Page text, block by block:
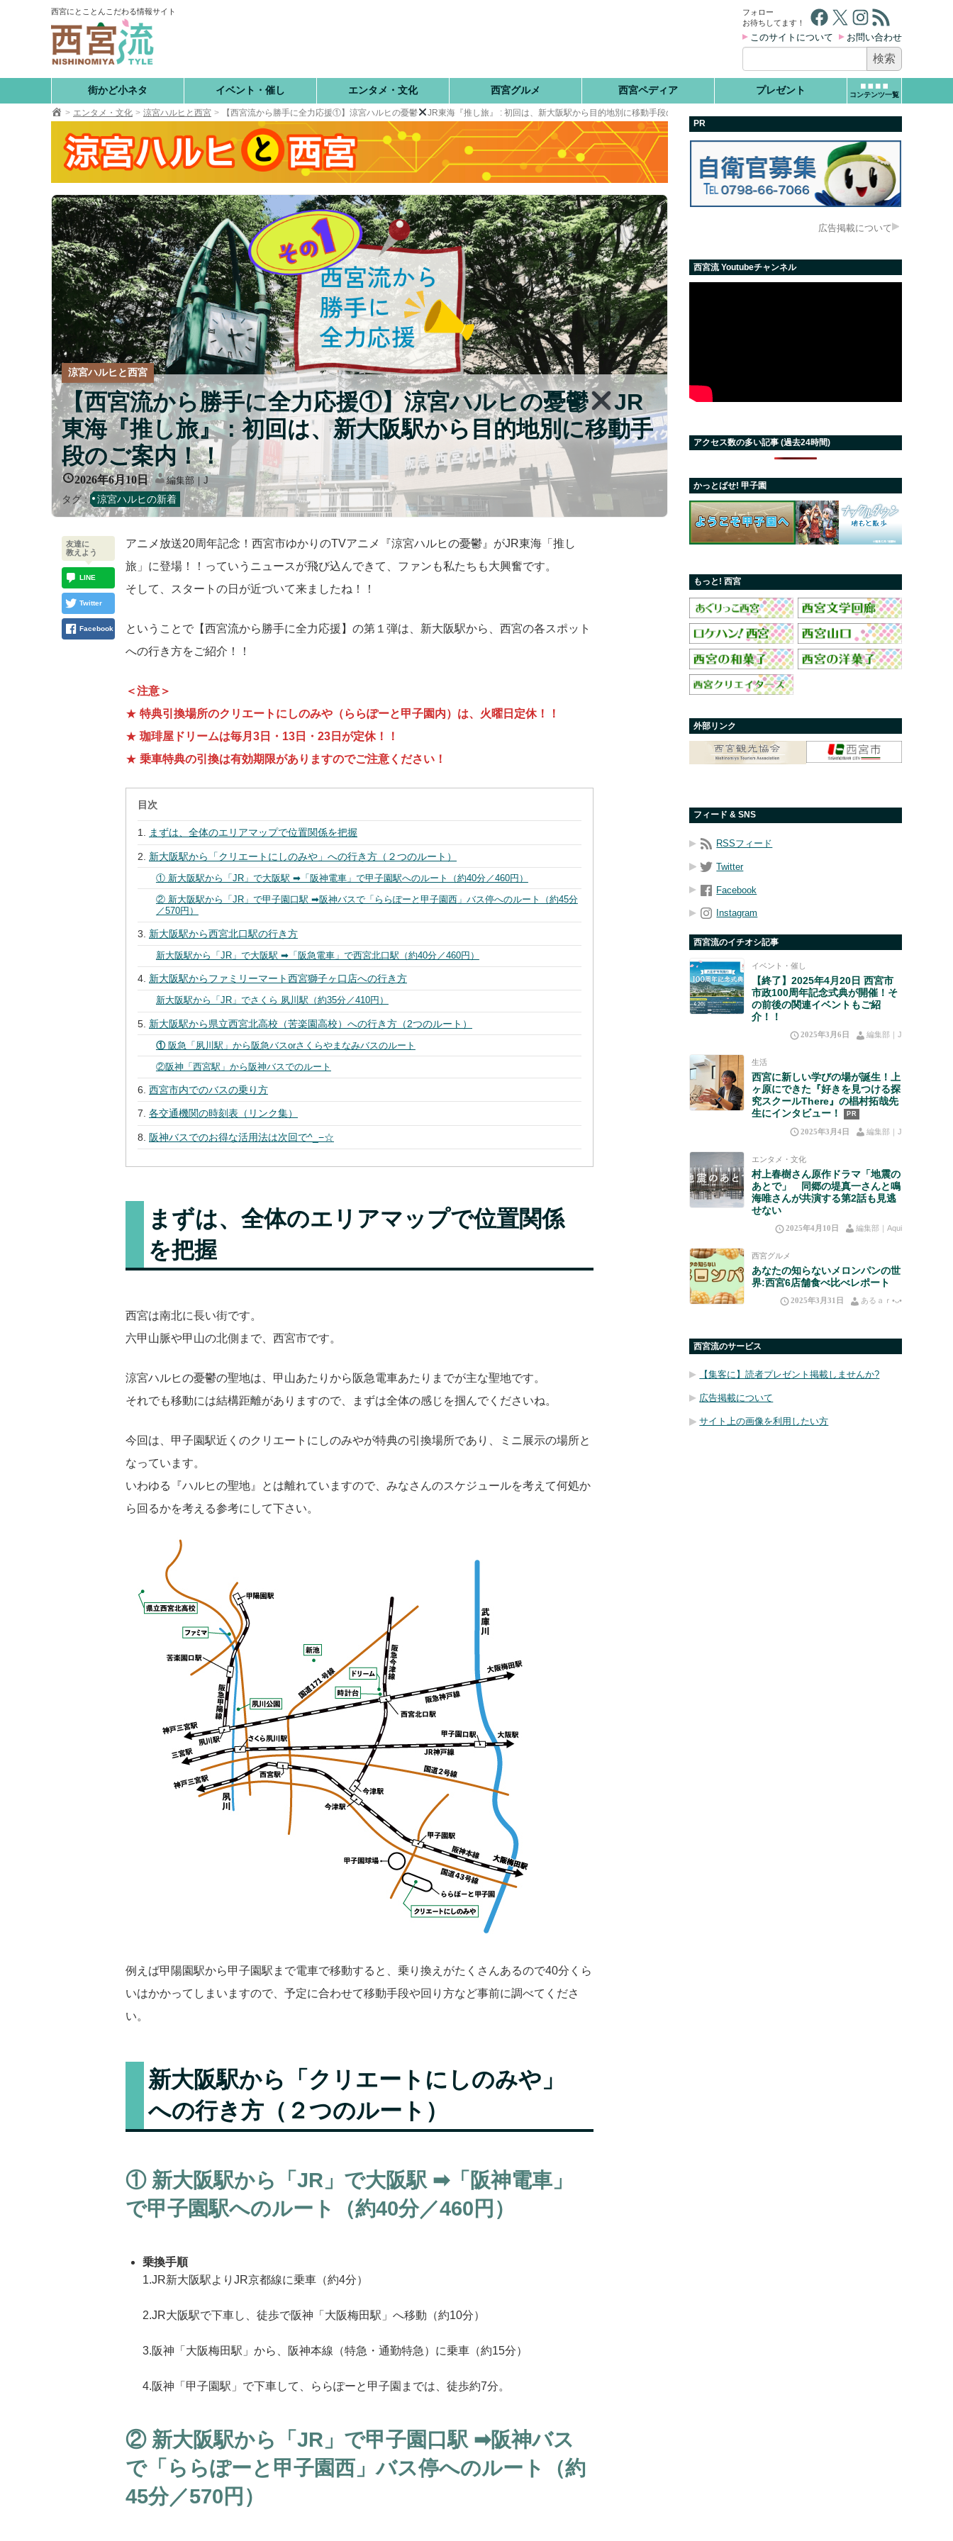
西宮にとことんこだわる情報サイト
街かど小ネタ イベント・催し エンタメ・文化 西宮グルメ 西宮ペディア プレゼント コンテンツ一覧
フォロー
お待ちしてます！
Facebook X Instagram RSS フィード
このサイトについて お問い合わせ
索:
エンタメ・文化 涼宮ハルヒと西宮 【西宮流から勝手に全力応援①】涼宮ハルヒの憂鬱 JR東海『推し旅』 : 初回は、新大阪駅から目的地別に移動手段のご案内！！
涼宮ハルヒと西宮
【西宮流から勝手に全力応援①】涼宮ハルヒの憂鬱
JR
東海『推し旅』 : 初回は、新大阪駅から目的地別に移動手
段のご案内！！
2026年6月10日 編集部｜J
タグ : 涼宮ハルヒの新着
アニメ放送20周年記念！西宮市ゆかりのTVアニメ『涼宮ハルヒの憂鬱』がJR東海「推し
旅」に登場！！っていうニュースが飛び込んできて、ファンも私たちも大興奮です。
そして、スタートの日が近づいて来ましたね！！
ということで【西宮流から勝手に全力応援】の第１弾は、新大阪駅から、西宮の各スポット
への行き方をご紹介！！
＜注意＞
★特典引換場所のクリエートにしのみや（ららぽーと甲子園内）は、火曜日定休！！
★珈琲屋ドリームは毎月3日・13日・23日が定休！！
★乗車特典の引換は有効期限がありますのでご注意ください！
目次
まずは、全体のエリアマップで位置関係を把握
新大阪駅から「クリエートにしのみや」への行き方（２つのルート）
① 新大阪駅から「JR」で大阪駅 ➡︎「阪神電車」で甲子園駅へのルート（約40分／460円）
② 新大阪駅から「JR」で甲子園口駅 ➡︎阪神バスで「ららぽーと甲子園西」バス停へのルート（約45分
／570円）
新大阪駅から西宮北口駅の行き方
新大阪駅から「JR」で大阪駅 ➡︎「阪急電車」で西宮北口駅（約40分／460円）
新大阪駅からファミリーマート西宮獅子ヶ口店への行き方
新大阪駅から「JR」でさくら 夙川駅（約35分／410円）
新大阪駅から県立西宮北高校（苦楽園高校）への行き方（2つのルート）
① 阪急「夙川駅」から阪急バスorさくらやまなみバスのルート
②阪神「西宮駅」から阪神バスでのルート
西宮市内でのバスの乗り方
各交通機関の時刻表（リンク集）
阪神バスでのお得な活用法は次回で^_−☆
まずは、全体のエリアマップで位置関係
を把握
西宮は南北に長い街です。
六甲山脈や甲山の北側まで、西宮市です。
涼宮ハルヒの憂鬱の聖地は、甲山あたりから阪急電車あたりまでが主な聖地です。
それでも移動には結構距離がありますので、まずは全体の感じを掴んでくださいね。
今回は、甲子園駅近くのクリエートにしのみやが特典の引換場所であり、ミニ展示の場所と
なっています。
いわゆる『ハルヒの聖地』とは離れていますので、みなさんのスケジュールを考えて何処か
ら回るかを考える参考にして下さい。
例えば甲陽園駅から甲子園駅まで電車で移動すると、乗り換えがたくさんあるので40分くら
いはかかってしまいますので、予定に合わせて移動手段や回り方など事前に調べてくださ
い。
新大阪駅から「クリエートにしのみや」
への行き方（２つのルート）
① 新大阪駅から「JR」で大阪駅 ➡︎「阪神電車」
で甲子園駅へのルート（約40分／460円）
乗換手順
1.JR新大阪駅よりJR京都線に乗車（約4分）
2.JR大阪駅で下車し、徒歩で阪神「大阪梅田駅」へ移動（約10分）
3.阪神「大阪梅田駅」から、阪神本線（特急・通勤特急）に乗車（約15分）
4.阪神「甲子園駅」で下車して、ららぽーと甲子園までは、徒歩約7分。
② 新大阪駅から「JR」で甲子園口駅 ➡︎阪神バス
で「ららぽーと甲子園西」バス停へのルート（約
45分／570円）
友達に
教えよう
LINE
Twitter
Facebook
PR
広告掲載について
西宮流 Youtubeチャンネル
アクセス数の多い記事 (過去24時間)
かっとばせ! 甲子園
もっと! 西宮
外部リンク
フィード & SNS
RSSフィード
Twitter
Facebook
Instagram
西宮流のイチオシ記事
イベント・催し
【終了】2025年4月20日 西宮市
市政100周年記念式典が開催！そ
の前後の関連イベントもご紹
介！！
2025年3月6日 編集部｜J
生活
西宮に新しい学びの場が誕生！上
ヶ原にできた『好きを見つける探
究スクールThere』の椙村拓哉先
生にインタビュー！
PR
2025年3月4日 編集部｜J
エンタメ・文化
村上春樹さん原作ドラマ「地震の
あとで」 同郷の堤真一さんと鳴
海唯さんが共演する第2話も見逃
せない
2025年4月10日 編集部｜Aqui
西宮グルメ
あなたの知らないメロンパンの世
界:西宮6店舗食べ比べレポート
2025年3月31日 あるａｒ•⁠ᴗ⁠•⁠
西宮流のサービス
【集客に】読者プレゼント掲載しませんか?
広告掲載について
サイト上の画像を利用したい方